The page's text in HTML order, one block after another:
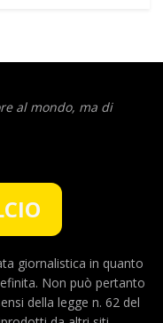
al mondo, ma di
giornalistica in quanto
Non può pertanto
della legge n. 62 del